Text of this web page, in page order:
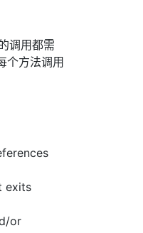
调用都需
个方法调用
exits
or